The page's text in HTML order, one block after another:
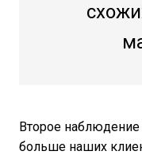
Второе
больше наших